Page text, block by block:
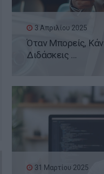
3 Απριλίου 2025
Όταν Μπορείς,
Διδάσκεις …
31 Μαρτίου 2025